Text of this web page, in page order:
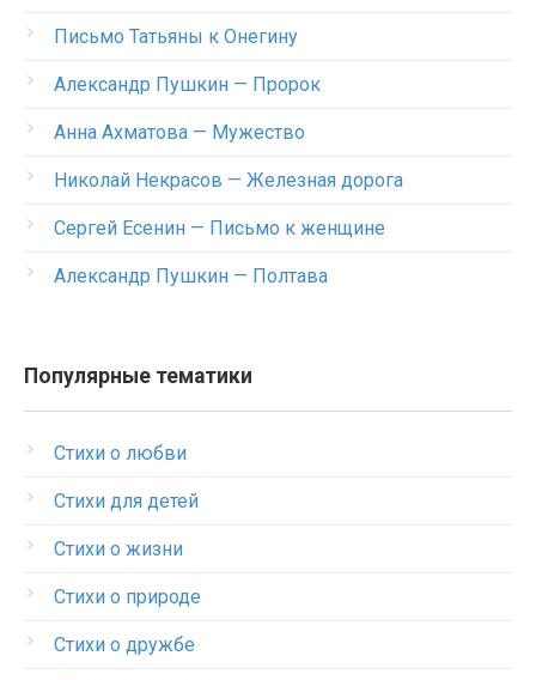
Письмо Татьяны к Онегину
Александр Пушкин — Пророк
Анна Ахматова — Мужество
Николай Некрасов — Железная дорога
Сергей Есенин — Письмо к женщине
Александр Пушкин — Полтава
Популярные тематики
Стихи о любви
Стихи для детей
Стихи о жизни
Стихи о природе
Стихи о дружбе